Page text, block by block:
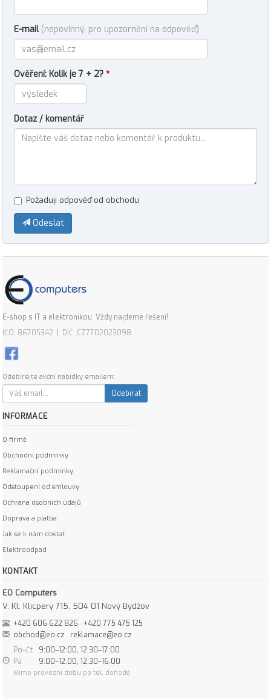
E-mail (nepovinný, pro upozornění na odpověď)
Ověření: Kolik je 7 + 2? *
Dotaz / komentář
Požaduji odpověď od obchodu
Odeslat
E-shop s IT a elektronikou. Vždy najdeme řešení!
IČO: 86705342 | DIČ: CZ7702023098
Odebírejte akční nabídky emailem:
Odebírat
INFORMACE
O firmě
Obchodní podmínky
Reklamační podmínky
Odstoupení od smlouvy
Ochrana osobních údajů
Doprava a platba
Jak se k nám dostat
Elektroodpad
KONTAKT
EO Computers
V. Kl. Klicpery 715, 504 01 Nový Bydžov
+420 606 622 826
+420 775 475 125
obchod@eo.cz
reklamace@eo.cz
Po–Čt
9:00–12:00, 12:30–17:00
Pá
9:00–12:00, 12:30–16:00
Mimo provozní dobu po tel. dohodě